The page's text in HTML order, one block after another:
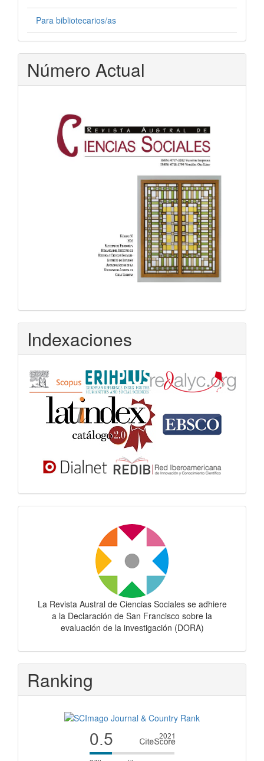
Para bibliotecarios/as
Número Actual
Indexaciones
La Revista Austral de Ciencias Sociales se adhiere
a la Declaración de San Francisco sobre la
evaluación de la investigación (DORA)
Ranking